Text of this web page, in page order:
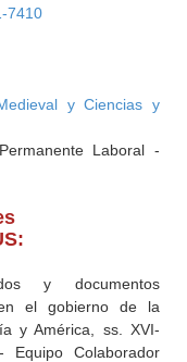
7410
y Ciencias y
Laboral -
y documentos
el gobierno de la
y América, ss. XVI-
Colaborador